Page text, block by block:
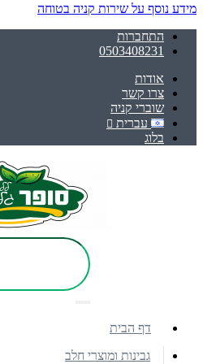
מידע נוסף על שירות קניה בטוחה
התחברות
0503408231
אודות
צרו קשר
שוברי קניה
עברית
בלוג
דף הבית
גבינות ומוצרי חלב